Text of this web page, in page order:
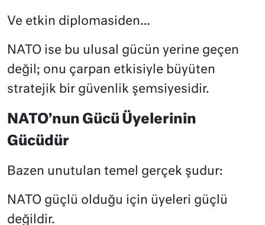
Ve etkin diplomasiden…
NATO ise bu ulusal gücün yerine geçen
değil; onu çarpan etkisiyle büyüten
stratejik bir güvenlik şemsiyesidir.
NATO’nun Gücü Üyelerinin
Gücüdür
Bazen unutulan temel gerçek şudur:
NATO güçlü olduğu için üyeleri güçlü
değildir.